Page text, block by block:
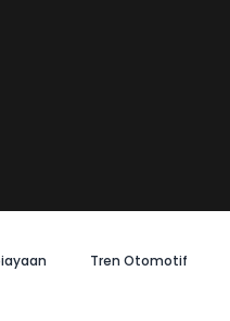
Tren Otomotif